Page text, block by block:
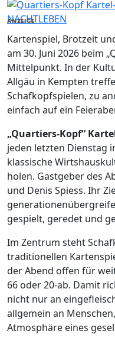
NACHTLEBEN
ANZEIGE
Kartenspiel, Brotzeit
am 30. Juni 2026 beim
Mittelpunkt. In der
Allgäu in Kempten
Schafkopfspielen, zu
einfach auf ein
„Quartiers-Kopf“
jeden letzten Dienstag
klassische
holen. Gastgeber des
und Denis Spiess. Ihr
gespielt, geredet und
Im Zentrum steht
traditionellen
der Abend offen für
66 oder 20-ab. Damit
nicht nur an
allgemein an
Atmosphäre eines